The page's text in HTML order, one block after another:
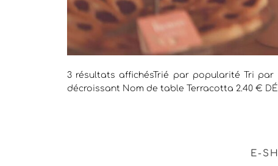
3 résultats affichésTrié par popularité Tri
décroissant Nom de table Terracotta 2.40 €
E-